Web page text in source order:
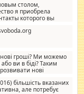
и что главное -
удорожающих
столом,
я приобрела
которого вы
гроші? Ми можемо
ви в біді? Таким
нові
їм шанс. Кожен
не зможе, вони
більшість вказаних
але потребує